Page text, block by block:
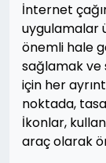
İnternet
uygulamalar
önemli hale
sağlamak ve
için her
noktada,
İkonlar,
araç olarak